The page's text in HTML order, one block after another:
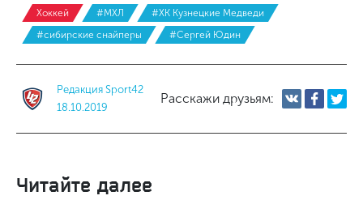
Хоккей #МХЛ
#ХК Кузнецкие Медведи
#сибирские снайперы
#Сергей Юдин
Редакция Sport42
18.10.2019
Расскажи друзьям:
Читайте далее